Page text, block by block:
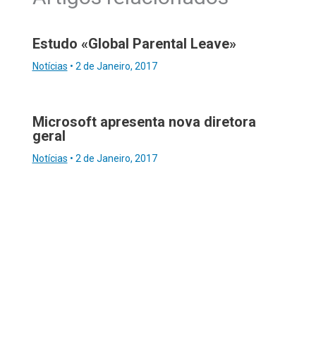
Estudo «Global Parental Leave»
Notícias • 2 de Janeiro, 2017
Microsoft apresenta nova diretora
geral
Notícias • 2 de Janeiro, 2017